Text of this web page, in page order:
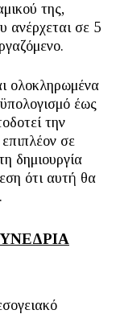
της,
ανέρχεται σε 5
ολοκληρωμένα
έως
την
σε
δημιουργία
ότι αυτή θα